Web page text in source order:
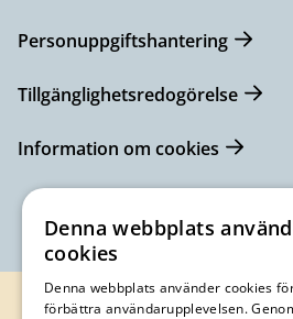
Personuppgiftshantering
Tillgänglighetsredogörelse
Information om cookies
Denna webbplats
cookies
Denna webbplats använder cookies
förbättra användarupplevelsen.